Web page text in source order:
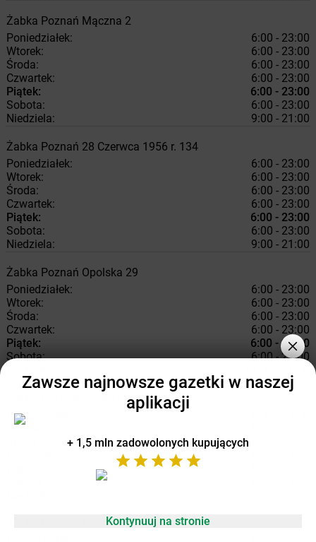
Żabka Poznań Mączna 2
Poniedziałek:
6:00 - 23:00
Wtorek:
6:00 - 23:00
Środa:
6:00 - 23:00
Czwartek:
6:00 - 23:00
Piątek:
6:00 - 23:00
Sobota:
6:00 - 23:00
Niedziela:
9:00 - 21:00
Żabka Poznań 28 Czerwca 1956 r. 134
Poniedziałek:
6:00 - 23:00
Wtorek:
6:00 - 23:00
Środa:
6:00 - 23:00
Czwartek:
6:00 - 23:00
Piątek:
6:00 - 23:00
Sobota:
6:00 - 23:00
Niedziela:
9:00 - 21:00
Żabka Poznań Opolska 29
Poniedziałek:
6:00 - 23:00
Wtorek:
6:00 - 23:00
Środa:
6:00 - 23:00
Czwartek:
6:00 - 23:00
Piątek:
6:00 - 23:00
Sobota:
6:00 - 23:00
Smardzewska 2
Poniedziałek:
Wtorek:
Naramowicka 152
Zawsze najnowsze gazetki w naszej
aplikacji
+ 1,5 mln zadowolonych kupujących
Kontynuuj na stronie